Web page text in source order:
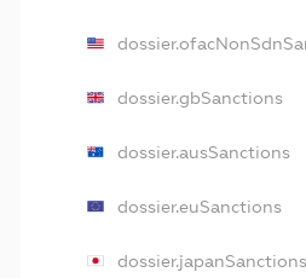
dossier.gbSanctions
dossier.ausSanctions
dossier.euSanctions
dossier.japanSanctions